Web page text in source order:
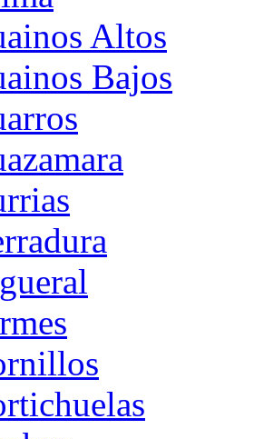
Altos
Bajos